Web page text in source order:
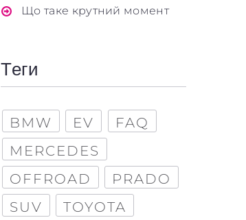
Що таке крутний момент
Теги
BMW EV
FAQ
MERCEDES
OFFROAD
PRADO
SUV
TOYOTA